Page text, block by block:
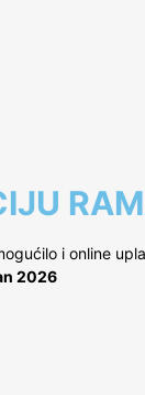
i online
2026